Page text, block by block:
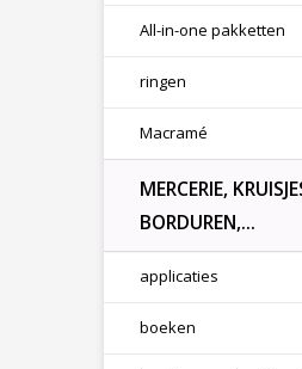
All-in-one pakketten
ringen
Macramé
MERCERIE,
BORDUREN,...
applicaties
boeken